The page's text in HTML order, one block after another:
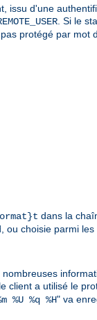
d'une
. Si le
protégé par
dans la
ou choisie parmi
client a utilisé le
%U %q %H" va